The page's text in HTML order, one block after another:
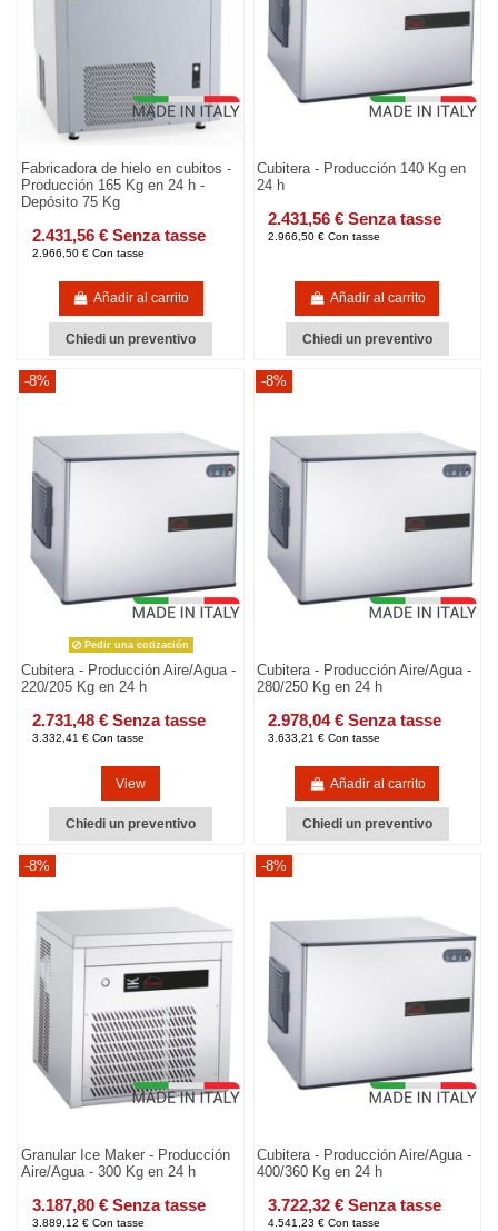
Fabricadora de hielo en cubitos -
Producción 165 Kg en 24 h -
Depósito 75 Kg
2.431,56 € Senza tasse
2.966,50 € Con tasse
Añadir al carrito
Chiedi un preventivo
Cubitera - Producción 140 Kg en
24 h
2.431,56 € Senza tasse
2.966,50 € Con tasse
Añadir al carrito
Chiedi un preventivo
-8%
Pedir una cotización
Cubitera - Producción Aire/Agua -
220/205 Kg en 24 h
2.731,48 € Senza tasse
3.332,41 € Con tasse
View
Chiedi un preventivo
-8%
Cubitera - Producción Aire/Agua -
280/250 Kg en 24 h
2.978,04 € Senza tasse
3.633,21 € Con tasse
Añadir al carrito
Chiedi un preventivo
-8%
Granular Ice Maker - Producción
Aire/Agua - 300 Kg en 24 h
3.187,80 € Senza tasse
3.889,12 € Con tasse
-8%
Cubitera - Producción Aire/Agua -
400/360 Kg en 24 h
3.722,32 € Senza tasse
4.541,23 € Con tasse